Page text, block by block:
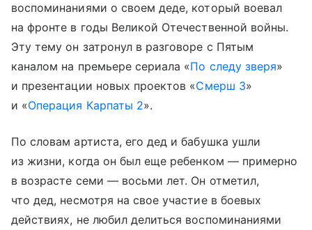
воспоминаниями о своем деде, который воевал
на фронте в годы Великой Отечественной войны.
Эту тему он затронул в разговоре с Пятым
каналом на премьере сериала «По следу зверя»
и презентации новых проектов «Смерш 3»
и «Операция Карпаты 2».
По словам артиста, его дед и бабушка ушли
из жизни, когда он был еще ребенком — примерно
в возрасте семи — восьми лет. Он отметил,
что дед, несмотря на свое участие в боевых
действиях, не любил делиться воспоминаниями